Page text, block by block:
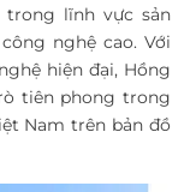
lĩnh vực sản
nghệ cao. Với
hiện đại, Hồng
tiên phong trong
Nam trên bản đồ